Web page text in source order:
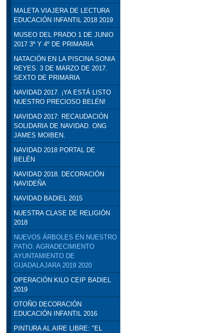
MALETA VIAJERA DE LECTURA
EDUCACIÓN INFANTIL 2018 2019
MUSEO DEL PRADO 1 DE JUNIO
2017 3º Y 4º DE PRIMARIA
NATACIÓN EN LA PISCINA SONIA
REYES. 3 DE MARZO DE 2017.
SEXTO DE PRIMARIA
NAVIDAD 2017. ¡YA ESTÁ LISTO
NUESTRO PRECIOSO BELÉN!
NAVIDAD 2017: RECAUDACIÓN
SOLIDARIA DE NAVIDAD. ONG
JAMES MOIBEN.
NAVIDAD 2018 PORTAL DE
BELÉN
NAVIDAD 2018. DECORACIÓN
NAVIDEÑA
NAVIDAD BADIEL 2015
NUESTRA CLASE DE RELIGIÓN
2018
NUEVOS ÁRBOLES EN NUESTRO
PATIO. AGRADECIMIENTO
AYUNTAMIENTO DE
GUADALAJARA 2019 2020
OPERACIÓN KILO CEIP BADIEL
2019
OTOÑO DECORACIÓN
EDUCACIÓN INFANTIL 2016
PINTURA AL AIRE LIBRE: "EL